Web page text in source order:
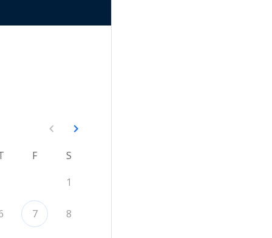
F
S
1
7 8